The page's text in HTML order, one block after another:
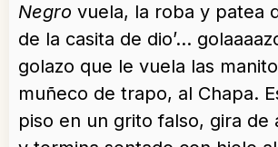
Negro vuela, la roba y patea
de la casita de dio’…
golazo que le vuela las
muñeco de trapo, al Chapa.
piso en un grito falso, gira de